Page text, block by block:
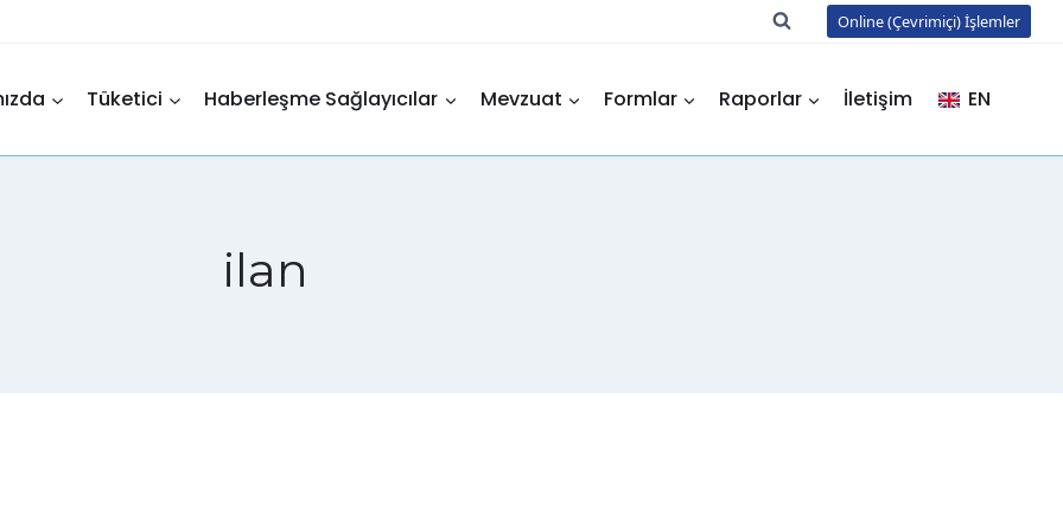
Online (Çevrimiçi) İşlemler
Tüketici Haberleşme Sağlayıcılar Mevzuat Formlar Raporlar İletişim EN
ilan